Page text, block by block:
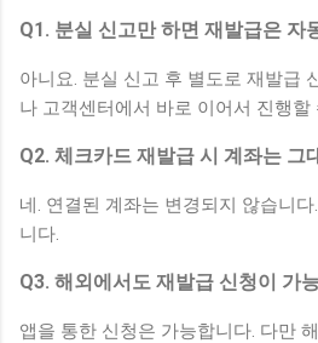
Q1. 분실 신고만 하면 재발급은 자
아니요. 분실 신고 후 별도로 재발급
나 고객센터에서 바로 이어서 진행할
Q2. 체크카드 재발급 시 계좌는 그
네. 연결된 계좌는 변경되지 않습니
니다.
Q3. 해외에서도 재발급 신청이 가
앱을 통한 신청은 가능합니다. 다만